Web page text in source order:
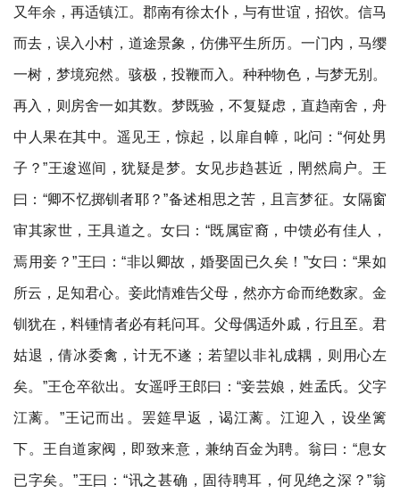
又年余，再适镇江。郡南有徐太仆，与有世谊，招饮。信马
而去，误入小村，道途景象，仿佛平生所历。一门内，马缨
一树，梦境宛然。骇极，投鞭而入。种种物色，与梦无别。
再入，则房舍一如其数。梦既验，不复疑虑，直趋南舍，舟
中人果在其中。遥见王，惊起，以扉自幛，叱问：“何处男
子？”王逡巡间，犹疑是梦。女见步趋甚近，閛然扃户。王
曰：“卿不忆掷钏者耶？”备述相思之苦，且言梦征。女隔窗
审其家世，王具道之。女曰：“既属宦裔，中馈必有佳人，
焉用妾？”王曰：“非以卿故，婚娶固已久矣！”女曰：“果如
所云，足知君心。妾此情难告父母，然亦方命而绝数家。金
钏犹在，料锺情者必有耗问耳。父母偶适外戚，行且至。君
姑退，倩冰委禽，计无不遂；若望以非礼成耦，则用心左
矣。”王仓卒欲出。女遥呼王郎曰：“妾芸娘，姓孟氏。父字
江蓠。”王记而出。罢筵早返，谒江蓠。江迎入，设坐篱
下。王自道家阀，即致来意，兼纳百金为聘。翁曰：“息女
已字矣。”王曰：“讯之甚确，固待聘耳，何见绝之深？”翁